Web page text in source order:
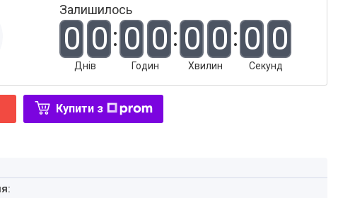
Залишилось
0 0
Днів
0 0
Годин
0 0
Хвилин
0 0
Секунд
Купити з